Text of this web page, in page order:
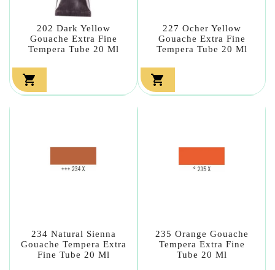
202 Dark Yellow
Gouache Extra Fine
Tempera Tube 20 Ml

227 Ocher Yellow
Gouache Extra Fine
Tempera Tube 20 Ml

234 Natural Sienna
Gouache Tempera Extra
Fine Tube 20 Ml
235 Orange Gouache
Tempera Extra Fine
Tube 20 Ml